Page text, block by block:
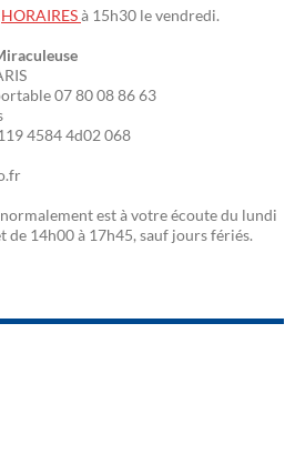
HORAIRESà 15h30 le vendredi.
07 80 08 86 63
4584 4d02 068
est à votre écoute du lundi
de 14h00 à 17h45, sauf jours fériés.